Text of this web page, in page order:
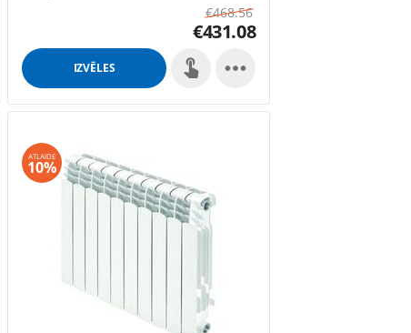
€468.56
€431.08
IZVĒLES 
ATLAIDE
10%